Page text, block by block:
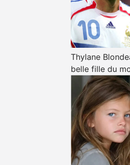
Thylane
belle fille du